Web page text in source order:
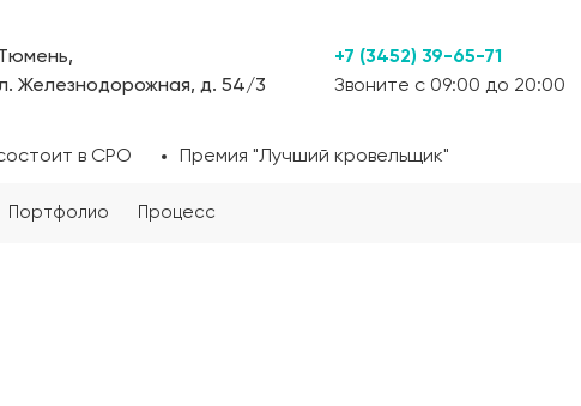
Железнодорожная, д. 54/3
+7 (3452) 39-65-71
Звоните с 09:00 до 20:00
в СРО Премия "Лучший кровельщик"
Портфолио Процесс